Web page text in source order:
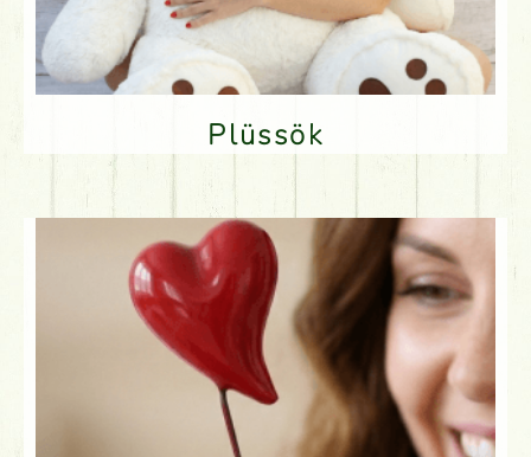
Plüssök